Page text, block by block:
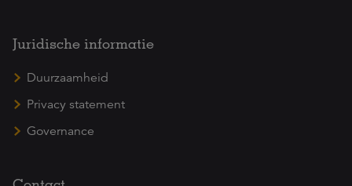
Juridische informatie
Duurzaamheid
Privacy statement
Governance